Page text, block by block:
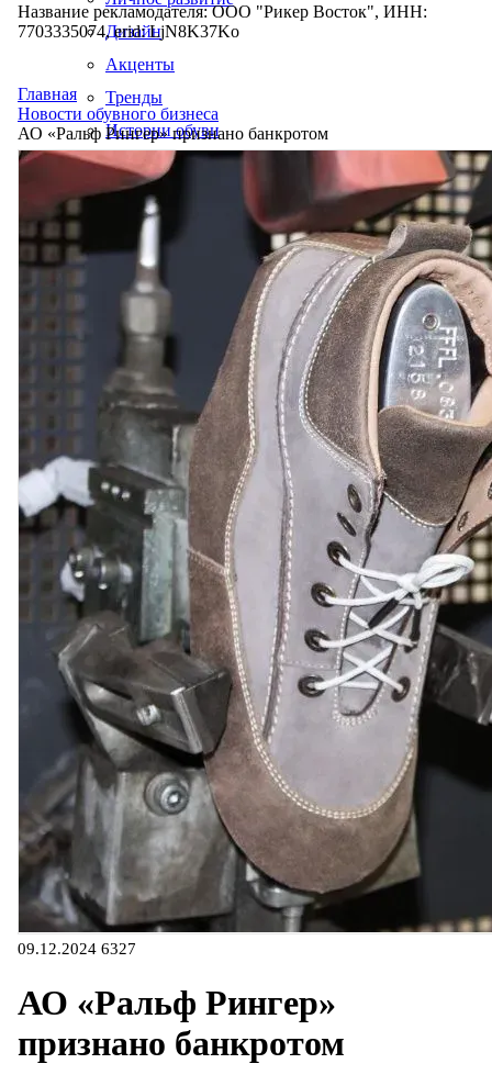
Дизайн
Акценты
Тренды
Истории обуви
Производство
Название рекламодателя: ООО "Рикер Восток", ИНН:
7703335074, erid: LjN8K37Ko
Главная
Новости обувного бизнеса
АО «Ральф Рингер» признано банкротом
09.12.2024 6327
АО «Ральф Рингер»
признано банкротом